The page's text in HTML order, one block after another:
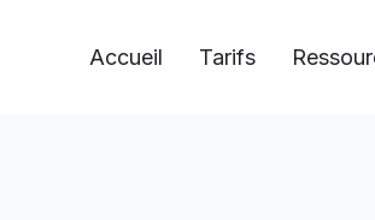
Accueil Tarifs